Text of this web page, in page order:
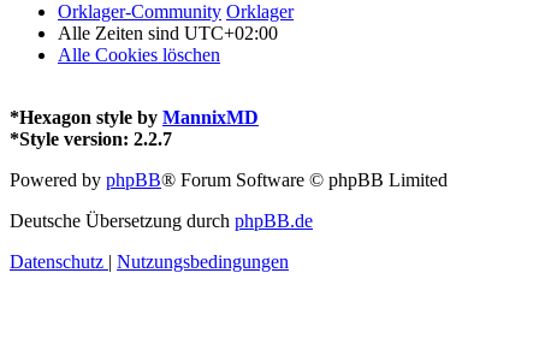
Orklager-Community Orklager
Alle Zeiten sind UTC+02:00
Alle Cookies löschen
*Hexagon style by MannixMD
*Style version: 2.2.7
Powered by phpBB® Forum Software © phpBB Limited
Deutsche Übersetzung durch phpBB.de
Datenschutz | Nutzungsbedingungen